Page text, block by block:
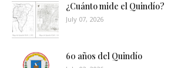
¿Cuánto mide el Quindío?
July 07, 2026
60 años del Quindío